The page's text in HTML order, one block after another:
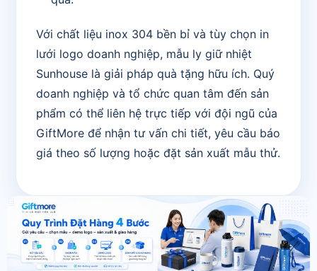
Với chất liệu inox 304 bền bỉ và tùy chọn in
lưới logo doanh nghiệp, mẫu ly giữ nhiệt
Sunhouse là giải pháp quà tặng hữu ích. Quý
doanh nghiệp và tổ chức quan tâm đến sản
phẩm có thể liên hệ trực tiếp với đội ngũ của
GiftMore để nhận tư vấn chi tiết, yêu cầu báo
giá theo số lượng hoặc đặt sản xuất mẫu thử.